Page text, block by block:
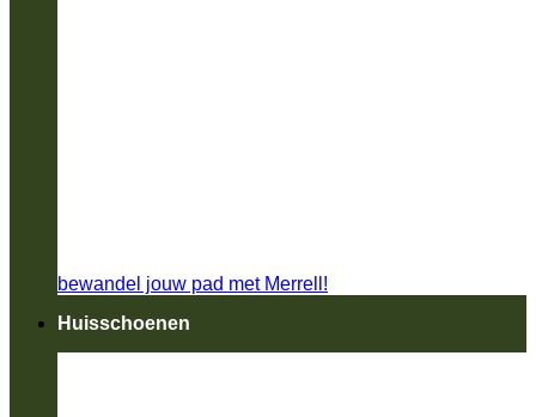
bewandel jouw pad met Merrell!
Huisschoenen